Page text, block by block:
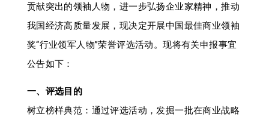
贡献突出的领袖人物，进一步弘扬企业家精神，推动
我国经济高质量发展，现决定开展中国最佳商业领袖
奖“行业领军人物”荣誉评选活动。现将有关申报事宜
公告如下：
一、评选目的
树立榜样典范：通过评选活动，发掘一批在商业战略